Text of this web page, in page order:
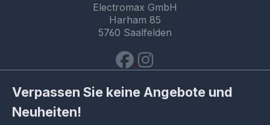
Electromax GmbH
Harham 85
5760 Saalfelden
Verpassen Sie keine Angebote und
Neuheiten!